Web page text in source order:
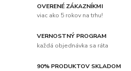
OVERENÉ ZÁKAZNÍKMI
viac ako 5 rokov na trhu!
VERNOSTNÝ PROGRAM
každá objednávka sa ráta
90% PRODUKTOV SKLADOM